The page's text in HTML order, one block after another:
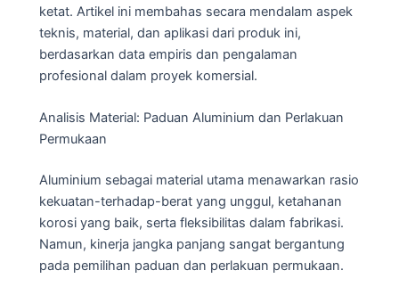
ketat. Artikel ini membahas secara mendalam aspek
teknis, material, dan aplikasi dari produk ini,
berdasarkan data empiris dan pengalaman
profesional dalam proyek komersial.
Analisis Material: Paduan Aluminium dan Perlakuan
Permukaan
Aluminium sebagai material utama menawarkan rasio
kekuatan-terhadap-berat yang unggul, ketahanan
korosi yang baik, serta fleksibilitas dalam fabrikasi.
Namun, kinerja jangka panjang sangat bergantung
pada pemilihan paduan dan perlakuan permukaan.